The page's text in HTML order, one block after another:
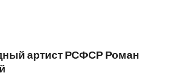
артист РСФСР Роман